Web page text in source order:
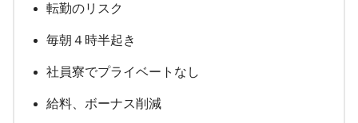
転勤のリスク
毎朝４時半起き
社員寮でプライベートなし
給料、ボーナス削減